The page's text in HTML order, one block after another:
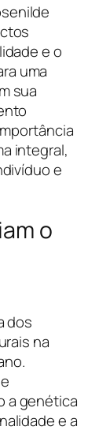
e o
uma
sua
integral,
e
o
dos
na
a genética
e a